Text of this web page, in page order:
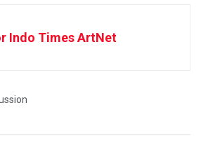
Indo Times ArtNet